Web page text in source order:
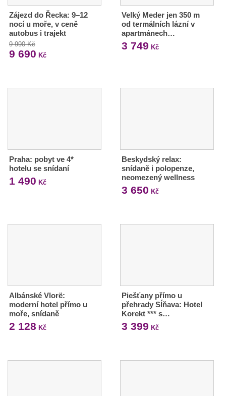
Zájezd do Řecka: 9–12
nocí u moře, v ceně
autobus i trajekt
9 990 Kč
9 690 Kč
Velký Meder jen 350 m
od termálních lázní v
apartmánech…
3 749 Kč
Praha: pobyt ve 4*
hotelu se snídaní
1 490 Kč
Beskydský relax:
snídaně i polopenze,
neomezený wellness
3 650 Kč
Albánské Vlorë:
moderní hotel přímo u
moře, snídaně
2 128 Kč
Piešťany přímo u
přehrady Sĺňava: Hotel
Korekt *** s…
3 399 Kč